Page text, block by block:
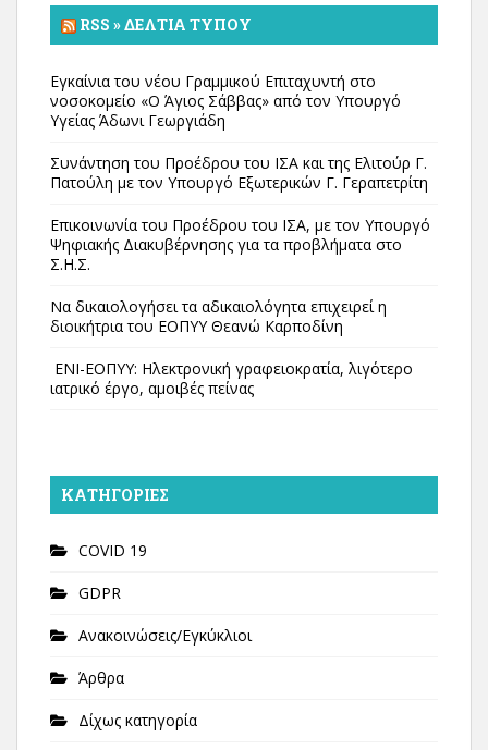
RSS » ΔΕΛΤΊΑ ΤΎΠΟΥ
Εγκαίνια του νέου Γραμμικού Επιταχυντή στο
νοσοκομείο «Ο Άγιος Σάββας» από τον Υπουργό
Υγείας Άδωνι Γεωργιάδη
Συνάντηση του Προέδρου του ΙΣΑ και της Ελιτούρ Γ.
Πατούλη με τον Υπουργό Εξωτερικών Γ. Γεραπετρίτη
Επικοινωνία του Προέδρου του ΙΣΑ, με τον Υπουργό
Ψηφιακής Διακυβέρνησης για τα προβλήματα στο
Σ.Η.Σ.
Να δικαιολογήσει τα αδικαιολόγητα επιχειρεί η
διοικήτρια του ΕΟΠΥΥ Θεανώ Καρποδίνη
ΕΝΙ-ΕΟΠΥΥ: Ηλεκτρονική γραφειοκρατία, λιγότερο
ιατρικό έργο, αμοιβές πείνας
KΑΤΗΓΟΡΊΕΣ
COVID 19
GDPR
Ανακοινώσεις/Εγκύκλιοι
Άρθρα
Δίχως κατηγορία